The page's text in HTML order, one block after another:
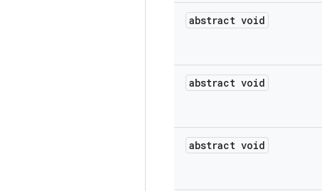
abstract void
abstract void
abstract void